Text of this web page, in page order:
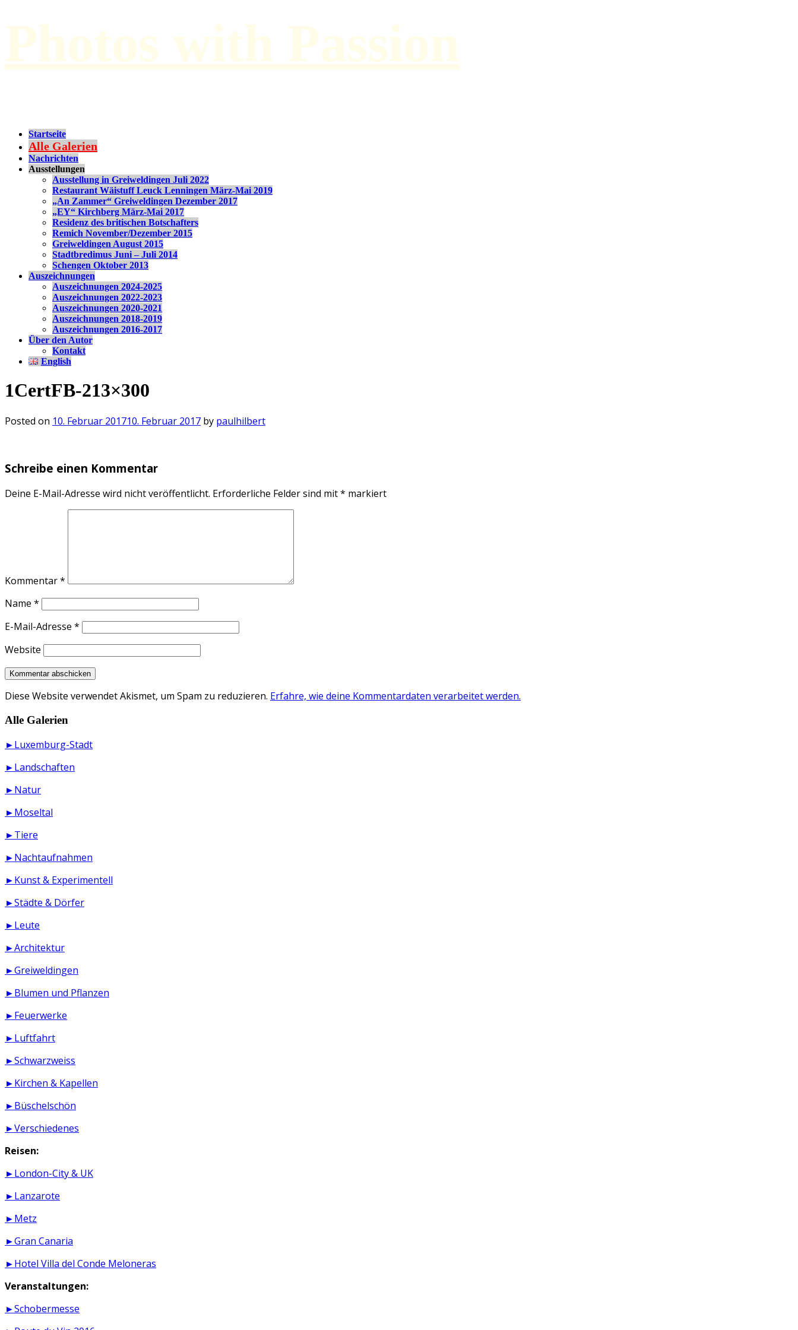
Photos with Passion
Startseite
Alle Galerien
Nachrichten
Ausstellungen
Ausstellung in Greiweldingen Juli 2022
Restaurant Wäistuff Leuck Lenningen März-Mai 2019
„An Zammer“ Greiweldingen Dezember 2017
„EY“ Kirchberg März-Mai 2017
Residenz des britischen Botschafters
Remich November/Dezember 2015
Greiweldingen August 2015
Stadtbredimus Juni – Juli 2014
Schengen Oktober 2013
Auszeichnungen
Auszeichnungen 2024-2025
Auszeichnungen 2022-2023
Auszeichnungen 2020-2021
Auszeichnungen 2018-2019
Auszeichnungen 2016-2017
Über den Autor
Kontakt
English
1CertFB-213×300
Posted on 10. Februar 201710. Februar 2017 by paulhilbert
Schreibe einen Kommentar
Deine E-Mail-Adresse wird nicht veröffentlicht. Erforderliche Felder sind mit* markiert
Kommentar*
Name *
E-Mail-Adresse *
Website
Diese Website verwendet Akismet, um Spam zu reduzieren. Erfahre, wie deine Kommentardaten verarbeitet werden.
Alle Galerien
►Luxemburg-Stadt
►Landschaften
►Natur
►Moseltal
►Tiere
►Nachtaufnahmen
►Kunst & Experimentell
►Städte & Dörfer
►Leute
►Architektur
►Greiweldingen
►Blumen und Pflanzen
►Feuerwerke
►Luftfahrt
►Schwarzweiss
►Kirchen & Kapellen
►Büschelschön
►Verschiedenes
Reisen:
►London-City & UK
►Lanzarote
►Metz
►Gran Canaria
►Hotel Villa del Conde Meloneras
Veranstaltungen:
►Schobermesse